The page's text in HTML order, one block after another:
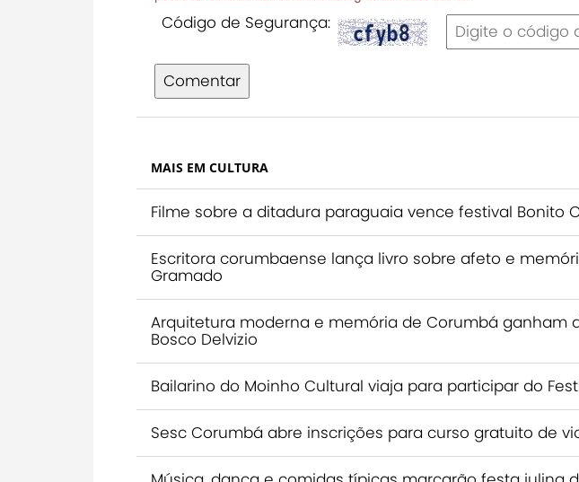
Código de Segurança:
Comentar
MAIS EM CULTURA
Filme sobre a ditadura paraguaia vence festival Bonito
Escritora corumbaense lança livro sobre afeto e
Gramado
Arquitetura moderna e memória de Corumbá ganham
Bosco Delvizio
Bailarino do Moinho Cultural viaja para participar do
Sesc Corumbá abre inscrições para curso gratuito de